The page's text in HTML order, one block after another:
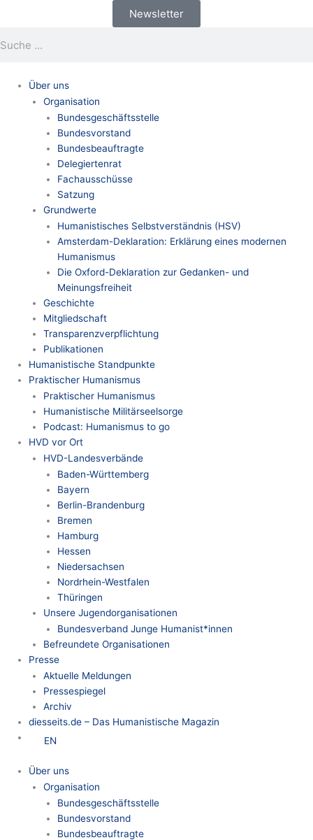
Newsletter
Über uns
Organisation
Bundesgeschäftsstelle
Bundesvorstand
Bundesbeauftragte
Delegiertenrat
Fachausschüsse
Satzung
Grundwerte
Humanistisches Selbstverständnis (HSV)
Amsterdam-Deklaration: Erklärung eines modernen
Humanismus
Die Oxford-Deklaration zur Gedanken- und
Meinungsfreiheit
Geschichte
Mitgliedschaft
Transparenzverpflichtung
Publikationen
Humanistische Standpunkte
Praktischer Humanismus
Praktischer Humanismus
Humanistische Militärseelsorge
Podcast: Humanismus to go
HVD vor Ort
HVD-Landesverbände
Baden-Württemberg
Bayern
Berlin-Brandenburg
Bremen
Hamburg
Hessen
Niedersachsen
Nordrhein-Westfalen
Thüringen
Unsere Jugendorganisationen
Bundesverband Junge Humanist*innen
Befreundete Organisationen
Presse
Aktuelle Meldungen
Pressespiegel
Archiv
diesseits.de – Das Humanistische Magazin
EN
Über uns
Organisation
Bundesgeschäftsstelle
Bundesvorstand
Bundesbeauftragte